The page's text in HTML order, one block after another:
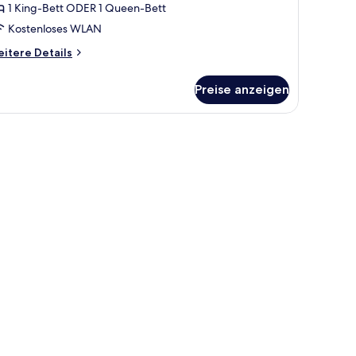
1 King-Bett ODER 1 Queen-Bett
Kostenloses WLAN
Details
Preise anzeigen
Stuhl, Wandfernseher und Fenster.